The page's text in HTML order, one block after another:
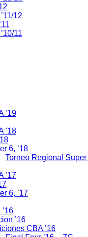
12
11
’19
’18
6, ’18
Torneo Regional
’17
6, ’17
’16
CBA ’16